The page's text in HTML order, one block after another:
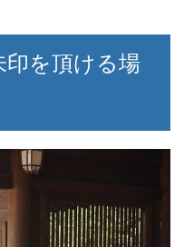
印を頂ける場